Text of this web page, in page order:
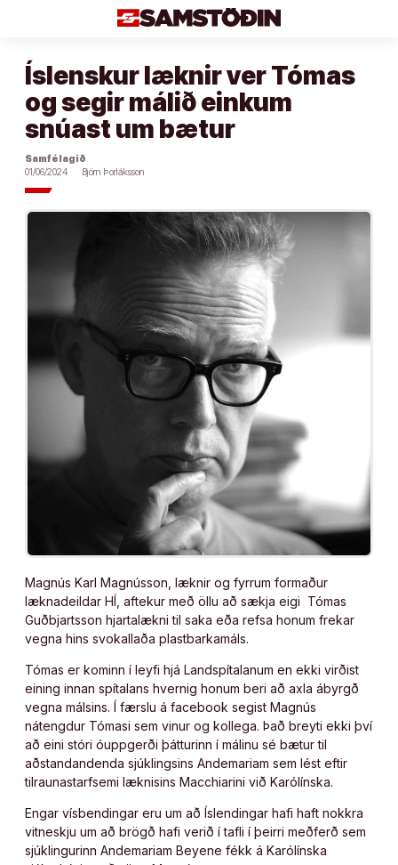
Íslenskur læknir ver Tómas
og segir málið einkum
snúast um bætur
Samfélagið
01/06/2024
Björn Þorláksson
Magnús Karl Magnússon, læknir og fyrrum formaður
læknadeildar HÍ, aftekur með öllu að sækja eigi Tómas
Guðbjartsson hjartalækni til saka eða refsa honum frekar
vegna hins svokallaða plastbarkamáls.
Tómas er kominn í leyfi hjá Landspítalanum en ekki virðist
eining innan spítalans hvernig honum beri að axla ábyrgð
vegna málsins. Í færslu á facebook segist Magnús
nátengdur Tómasi sem vinur og kollega. Það breyti ekki því
að eini stóri óuppgerði þátturinn í málinu sé bætur til
aðstandandenda sjúklingsins Andemariam sem lést eftir
tilraunastarfsemi læknisins Macchiarini við Karólínska.
Engar vísbendingar eru um að Íslendingar hafi haft nokkra
vitneskju um að brögð hafi verið í tafli í þeirri meðferð sem
sjúklingurinn Andemariam Beyene fékk á Karólínska